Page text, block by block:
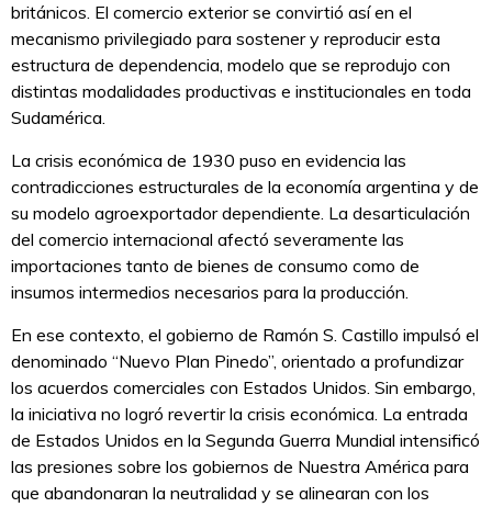
británicos. El comercio exterior se convirtió así en el
mecanismo privilegiado para sostener y reproducir esta
estructura de dependencia, modelo que se reprodujo con
distintas modalidades productivas e institucionales en toda
Sudamérica.
La crisis económica de 1930 puso en evidencia las
contradicciones estructurales de la economía argentina y de
su modelo agroexportador dependiente. La desarticulación
del comercio internacional afectó severamente las
importaciones tanto de bienes de consumo como de
insumos intermedios necesarios para la producción.
En ese contexto, el gobierno de Ramón S. Castillo impulsó el
denominado “Nuevo Plan Pinedo”, orientado a profundizar
los acuerdos comerciales con Estados Unidos. Sin embargo,
la iniciativa no logró revertir la crisis económica. La entrada
de Estados Unidos en la Segunda Guerra Mundial intensificó
las presiones sobre los gobiernos de Nuestra América para
que abandonaran la neutralidad y se alinearan con los